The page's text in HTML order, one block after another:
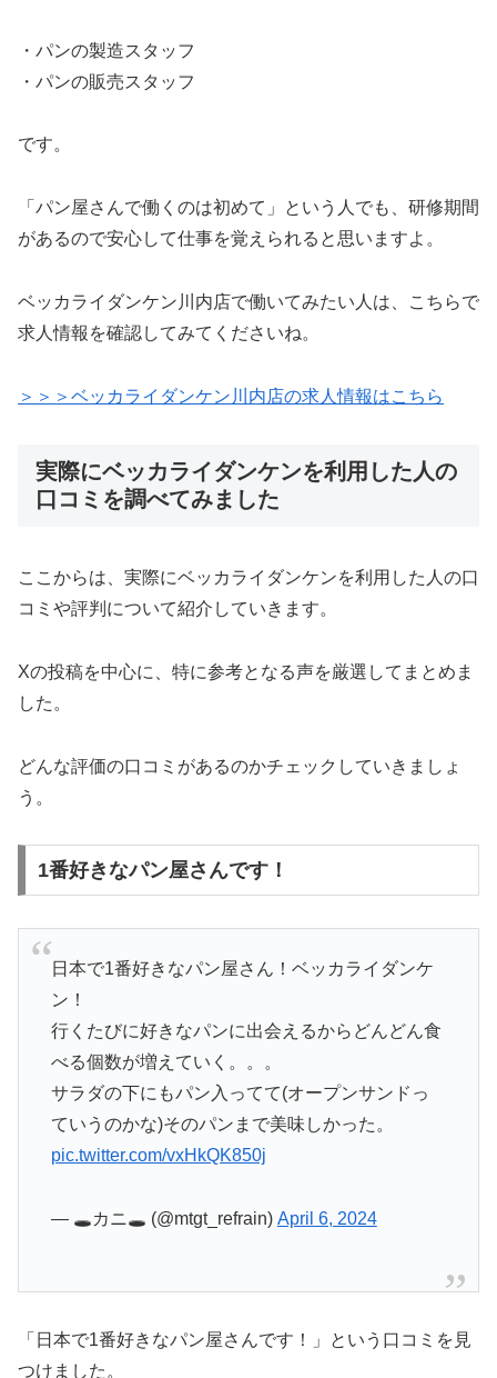
・パンの製造スタッフ
・パンの販売スタッフ
です。
「パン屋さんで働くのは初めて」という人でも、研修期間
があるので安心して仕事を覚えられると思いますよ。
ベッカライダンケン川内店で働いてみたい人は、こちらで
求人情報を確認してみてくださいね。
＞＞＞ベッカライダンケン川内店の求人情報はこちら
実際にベッカライダンケンを利用した人の
口コミを調べてみました
ここからは、実際にベッカライダンケンを利用した人の口
コミや評判について紹介していきます。
Xの投稿を中心に、特に参考となる声を厳選してまとめま
した。
どんな評価の口コミがあるのかチェックしていきましょ
う。
1番好きなパン屋さんです！
日本で1番好きなパン屋さん！ベッカライダンケ
ン！
行くたびに好きなパンに出会えるからどんどん食
べる個数が増えていく。。。
サラダの下にもパン入ってて(オープンサンドっ
ていうのかな)そのパンまで美味しかった。
pic.twitter.com/vxHkQK850j
— 🕳カニ🕳 (@mtgt_refrain) April 6, 2024
「日本で1番好きなパン屋さんです！」という口コミを見
つけました。